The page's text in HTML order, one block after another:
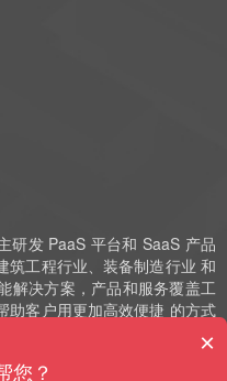
研发 PaaS 平台和 SaaS 产品
筑工程行业、装备制造行业 和
解决方案，产品和服务覆盖工
助客户用更加高效便捷 的方式
耕 SaaS 领域十余年，始终以
家高新技术企业、中 关村高新
京市“专精特新”中小企业等荣